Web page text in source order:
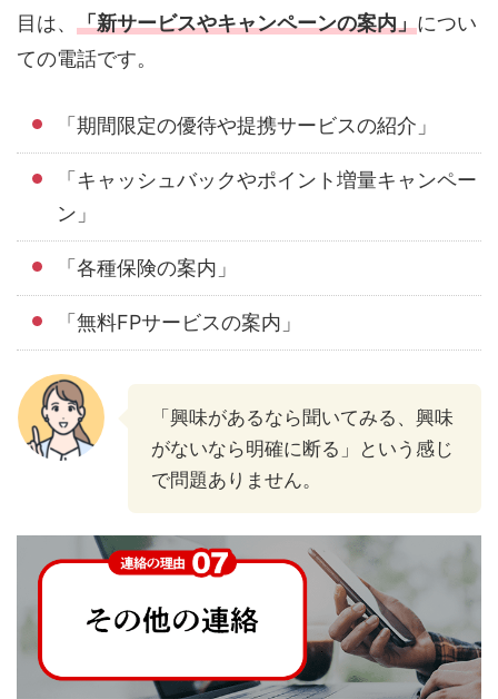
目は、 「新サービスやキャンペーンの案内」につい
ての電話です。
「期間限定の優待や提携サービスの紹介」
「キャッシュバックやポイント増量キャンペー
ン」
「各種保険の案内」
「無料FPサービスの案内」
「興味があるなら聞いてみる、興味
がないなら明確に断る」という感じ
で問題ありません。